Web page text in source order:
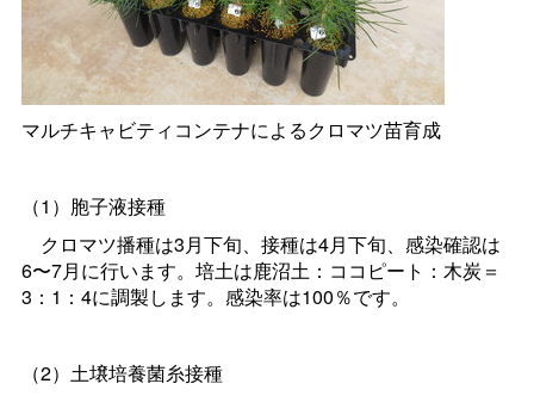
マルチキャビティコンテナによるクロマツ苗育成
（1）胞子液接種
クロマツ播種は3月下旬、接種は4月下旬、感染確認は
6〜7月に行います。培土は鹿沼土：ココピート：木炭＝
3：1：4に調製します。感染率は100％です。
（2）土壌培養菌糸接種